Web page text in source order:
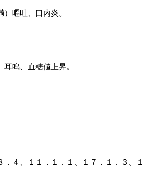
嘔吐、口内炎。
鳴、血糖値上昇。
４、１１．１．１、１７．１．３、１